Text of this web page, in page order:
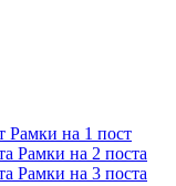
Рамки на 1 пост
Рамки на 2 поста
Рамки на 3 поста